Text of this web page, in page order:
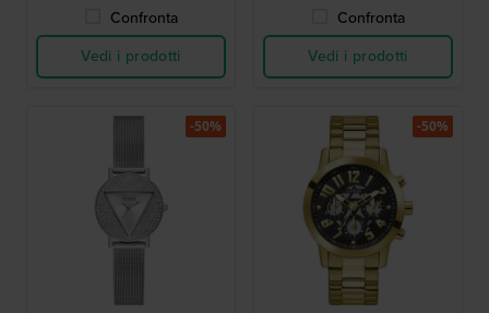
Confronta
Vedi i prodotti
Confronta
Vedi i prodotti
-50% -50%